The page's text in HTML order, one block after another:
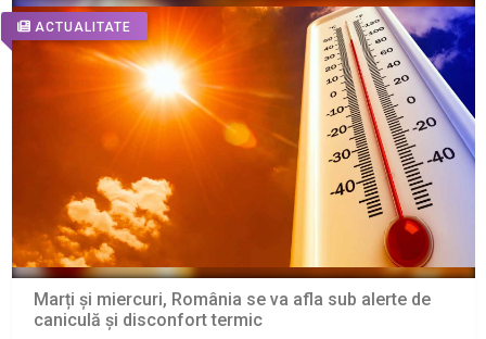
ACTUALITATE
Marți și miercuri, România se va afla sub alerte de
caniculă și disconfort termic